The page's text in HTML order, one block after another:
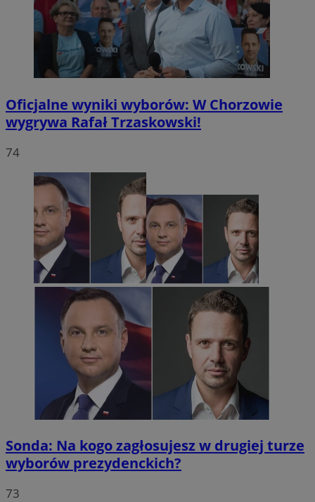
Oficjalne wyniki wyborów: W Chorzowie
wygrywa Rafał Trzaskowski!
74
Sonda: Na kogo zagłosujesz w drugiej turze
wyborów prezydenckich?
73